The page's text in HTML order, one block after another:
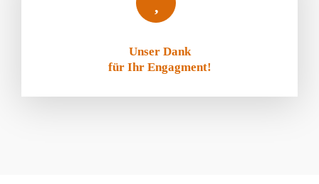
Unser Dank
für Ihr Engagment!